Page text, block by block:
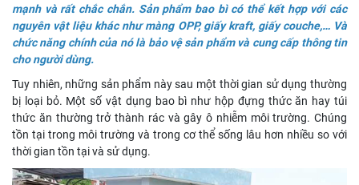
mạnh và rất chắc chắn. Sản phẩm bao bì có thể kết hợp với các
nguyên vật liệu khác như màng OPP, giấy kraft, giấy couche,… Và
chức năng chính của nó là bảo vệ sản phẩm và cung cấp thông tin
cho người dùng.
Tuy nhiên, những sản phẩm này sau một thời gian sử dụng thường
bị loại bỏ. Một số vật dụng bao bì như hộp đựng thức ăn hay túi
thức ăn thường trở thành rác và gây ô nhiễm môi trường. Chúng
tồn tại trong môi trường và trong cơ thể sống lâu hơn nhiều so với
thời gian tồn tại và sử dụng.